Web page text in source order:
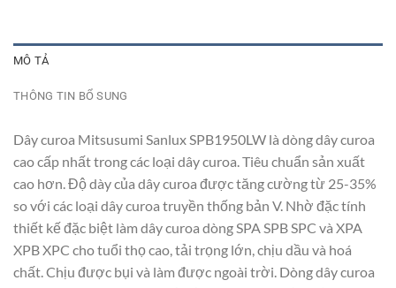
MÔ TẢ
THÔNG TIN BỔ SUNG
Dây curoa Mitsusumi Sanlux SPB1950LW là dòng dây curoa
cao cấp nhất trong các loại dây curoa. Tiêu chuẩn sản xuất
cao hơn. Độ dày của dây curoa được tăng cường từ 25-35%
so với các loại dây curoa truyền thống bản V. Nhờ đặc tính
thiết kế đặc biệt làm dây curoa dòng SPA SPB SPC và XPA
XPB XPC cho tuổi thọ cao, tải trọng lớn, chịu dầu và hoá
chất. Chịu được bụi và làm được ngoài trời. Dòng dây curoa